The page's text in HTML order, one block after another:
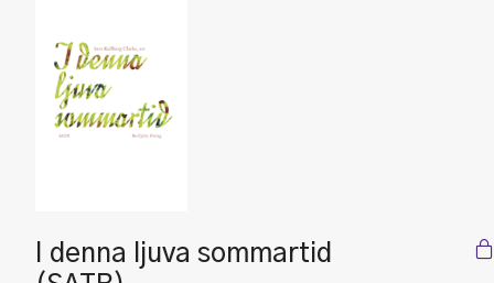
I denna ljuva sommartid